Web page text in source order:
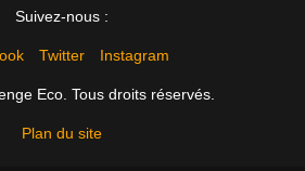
Suivez-nous :
Twitter Instagram
Eco. Tous droits réservés.
Plan du site